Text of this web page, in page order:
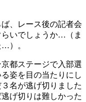
、レース後の記者会
いでしょうか…（ま
）。
都ステージで入部選
姿を目の当たりにし
名が逃げ切りました
げ切りは難しかった